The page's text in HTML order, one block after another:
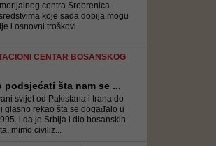
centra Srebrenica-
koje sada dobija mogu
i osnovni troškovi
CENTAR BOSANSKOG
podsjećati šta nam se ...
svijet od Pakistana i Irana do
glasno rekao šta se događalo u
i da je Srbija i dio bosanskih
mimo civiliz...